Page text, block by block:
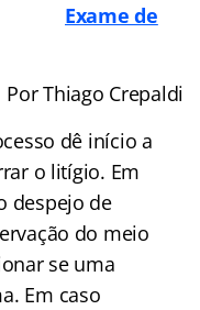
Exame de
Por Thiago Crepaldi
dê início a
o litígio. Em
despejo de
do meio
se uma
Em caso